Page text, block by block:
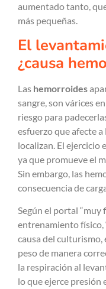
aumentado tanto,
más pequeñas.
El
¿causa
Las hemorroides
sangre, son várices
riesgo para
esfuerzo que afecte
localizan. El ejercicio
ya que promueve el
Sin embargo, las
consecuencia de
Según el portal “muy
entrenamiento físico,
causa del culturismo,
peso de manera
la respiración al
lo que ejerce presión